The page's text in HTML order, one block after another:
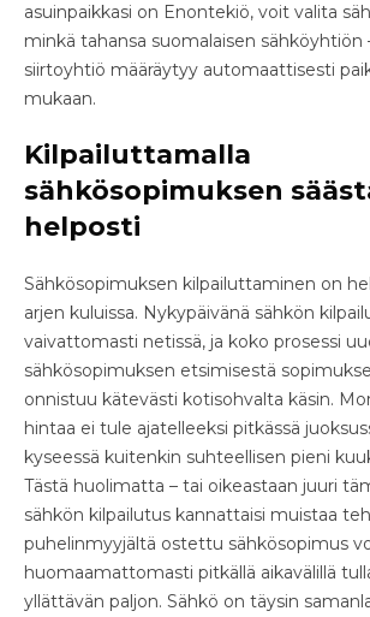
asuinpaikkasi on Enontekiö, voit valita
minkä tahansa suomalaisen sähköyhtiön
siirtoyhtiö määräytyy automaattisesti
mukaan.
Kilpailuttamalla
sähkösopimuksen
helposti
Sähkösopimuksen kilpailuttaminen on
arjen kuluissa. Nykypäivänä sähkön
vaivattomasti netissä, ja koko prosessi
sähkösopimuksen etsimisestä
onnistuu kätevästi kotisohvalta käsin.
hintaa ei tule ajatelleeksi pitkässä
kyseessä kuitenkin suhteellisen pieni
Tästä huolimatta – tai oikeastaan juuri
sähkön kilpailutus kannattaisi muistaa
puhelinmyyjältä ostettu sähkösopimus
huomaamattomasti pitkällä aikavälillä
yllättävän paljon. Sähkö on täysin